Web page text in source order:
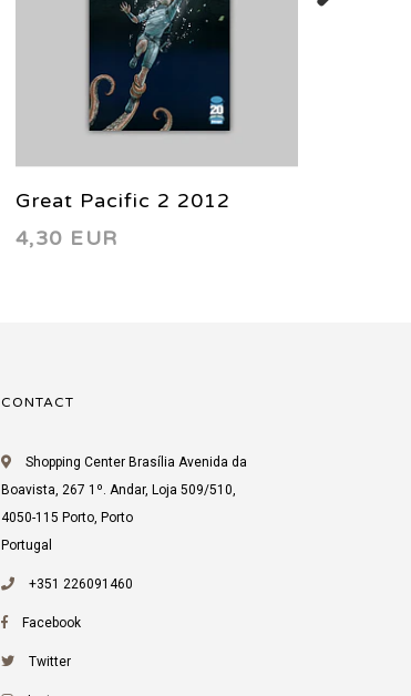
Great Pacific 2 2012
4,30 EUR
CONTACT
Shopping Center Brasília Avenida da
Boavista, 267 1º. Andar, Loja 509/510,
4050-115 Porto, Porto
Portugal
+351 226091460
Facebook
Twitter